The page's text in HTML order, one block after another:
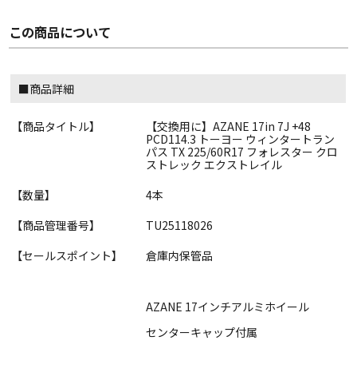
この商品について
■商品詳細
【商品タイトル】
【交換用に】AZANE 17in 7J +48
PCD114.3 トーヨー ウィンタートラン
パス TX 225/60R17 フォレスター クロ
ストレック エクストレイル
【数量】
4本
【商品管理番号】
TU25118026
【セールスポイント】
倉庫内保管品
AZANE 17インチアルミホイール
センターキャップ付属